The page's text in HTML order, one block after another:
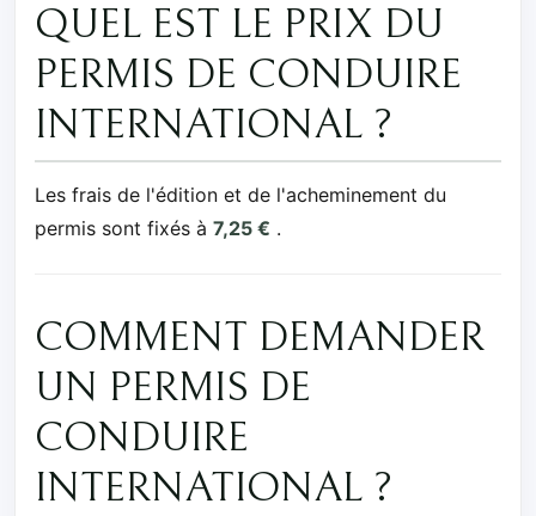
QUEL EST LE PRIX DU
PERMIS DE CONDUIRE
INTERNATIONAL ?
Les frais de l'édition et de l'acheminement du
permis sont fixés à 7,25 € .
COMMENT DEMANDER
UN PERMIS DE
CONDUIRE
INTERNATIONAL ?